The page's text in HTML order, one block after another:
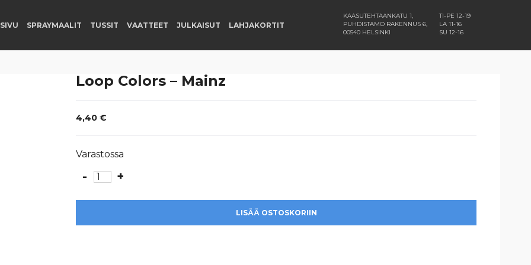
SPRAYMAALIT TUSSIT VAATTEET JULKAISUT LAHJAKORTIT
TI-PE 12-19
LA 11-16
SU 12-16
KAASUTEHTAANKATU 1,
PUHDISTAMO RAKENNUS 6,
00540 HELSINKI
Loop Colors – Mainz
4,40 €
Varastossa
-
Loop
-
määrä
+
LISÄÄ OSTOSKORIIN